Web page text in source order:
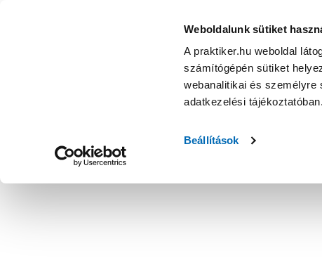
Weboldalunk sütiket
A praktiker.hu weboldal
számítógépén sütiket
webanalitikai és személyre
adatkezelési tájékoztatóban.
Beállítások